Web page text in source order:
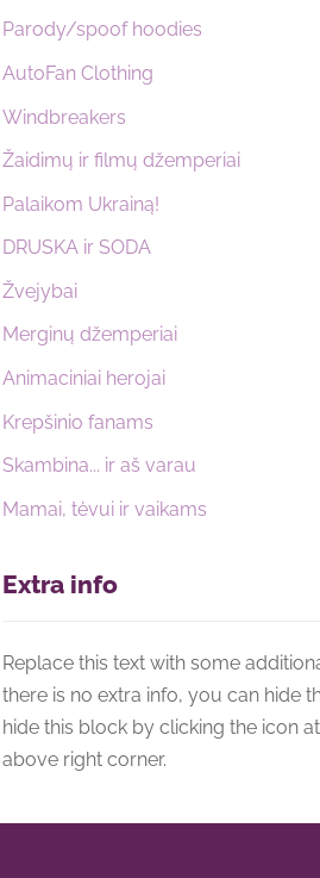
Parody/spoof hoodies
AutoFan Clothing
Windbreakers
Žaidimų ir filmų džemperiai
Palaikom Ukrainą!
DRUSKA ir SODA
Žvejybai
Merginų džemperiai
Animaciniai herojai
Krepšinio fanams
Skambina... ir aš varau
Mamai, tėvui ir vaikams
Extra info
Replace this text with some
there is no extra info, you can hide
hide this block by clicking the icon
above right corner.